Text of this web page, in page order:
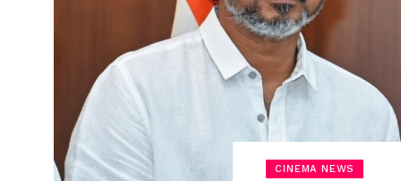
CINEMA NEWS